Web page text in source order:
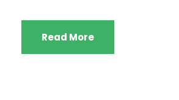
Read More